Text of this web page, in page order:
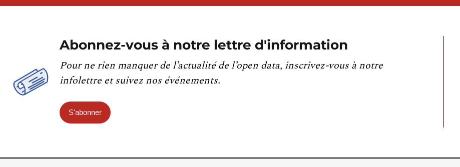
Abonnez-vous à notre lettre d'information
Pour ne rien manquer de l’actualité de l’open data, inscrivez-vous à notre
infolettre et suivez nos événements.
S'abonner